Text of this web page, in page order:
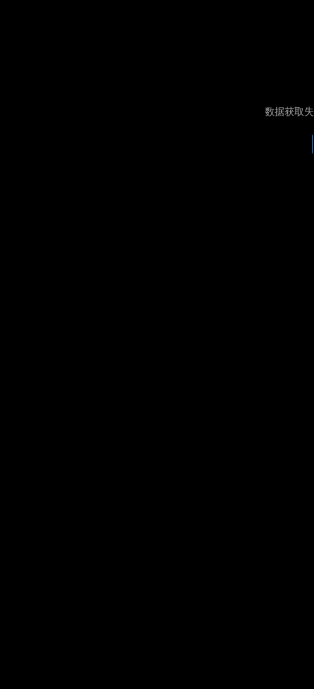
数据获取